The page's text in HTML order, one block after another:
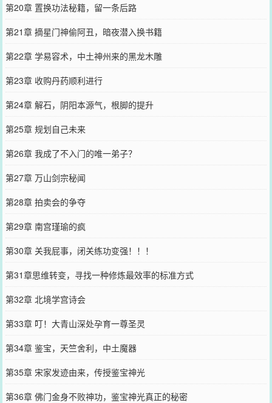
第20章 置换功法秘籍，留一条后路
第21章 摘星门神偷阿丑，暗夜潜入换书籍
第22章 学易容术，中土神州来的黑龙木雕
第23章 收购丹药顺利进行
第24章 解石，阴阳本源气，根脚的提升
第25章 规划自己未来
第26章 我成了不入门的唯一弟子？
第27章 万山剑宗秘闻
第28章 拍卖会的争夺
第29章 南宫瑾瑜的疯
第30章 关我屁事，闭关练功变强！！！
第31章思维转变，寻找一种修炼最效率的标准方式
第32章 北境学宫诗会
第33章 叮！大青山深处孕育一尊圣灵
第34章 鉴宝，天竺舍利，中土魔器
第35章 宋家发迹由来，传授鉴宝神光
第36章 佛门金身不败神功，鉴宝神光真正的秘密